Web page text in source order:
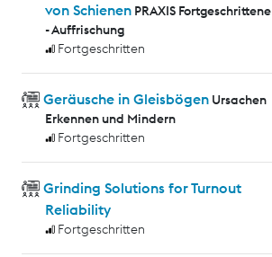
von Schienen PRAXIS Fortgeschrittene
- Auffrischung
Fortgeschritten
Geräusche in Gleisbögen Ursachen
Erkennen und Mindern
Fortgeschritten
Grinding Solutions for Turnout
Reliability
Fortgeschritten